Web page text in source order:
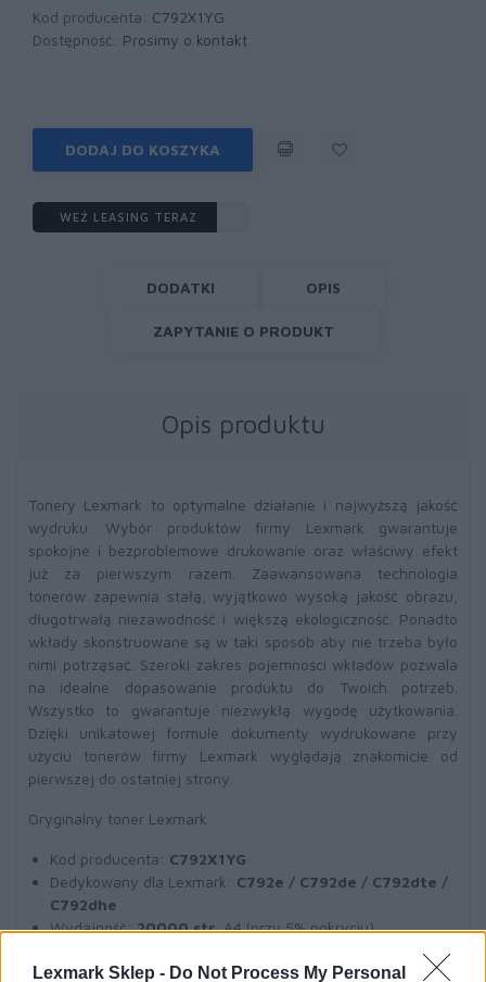
Lexmark Sklep - Do Not Process My Personal
Kod producenta: C792X1YG
Dostępność: Prosimy o kontakt
DODAJ DO KOSZYKA
WEŹ LEASING TERAZ
DODATKI OPIS
ZAPYTANIE O PRODUKT
Opis produktu
Tonery Lexmark to optymalne działanie i najwyższą jakość
wydruku. Wybór produktów firmy Lexmark gwarantuje
spokojne i bezproblemowe drukowanie oraz właściwy efekt
już za pierwszym razem. Zaawansowana technologia
tonerów zapewnia stałą, wyjątkowo wysoką jakość obrazu,
długotrwałą niezawodność i większą ekologiczność. Ponadto
wkłady skonstruowane są w taki sposób aby nie trzeba było
nimi potrząsać. Szeroki zakres pojemności wkładów pozwala
na idealne dopasowanie produktu do Twoich potrzeb.
Wszystko to gwarantuje niezwykłą wygodę użytkowania.
Dzięki unikatowej formule dokumenty wydrukowane przy
użyciu tonerów firmy Lexmark wyglądają znakomicie od
pierwszej do ostatniej strony.
Oryginalny toner Lexmark
Kod producenta: C792X1YG
Dedykowany dla Lexmark: C792e / C792de / C792dte /
C792dhe
Wydajność:20000 str.A4 (przy 5% pokryciu)